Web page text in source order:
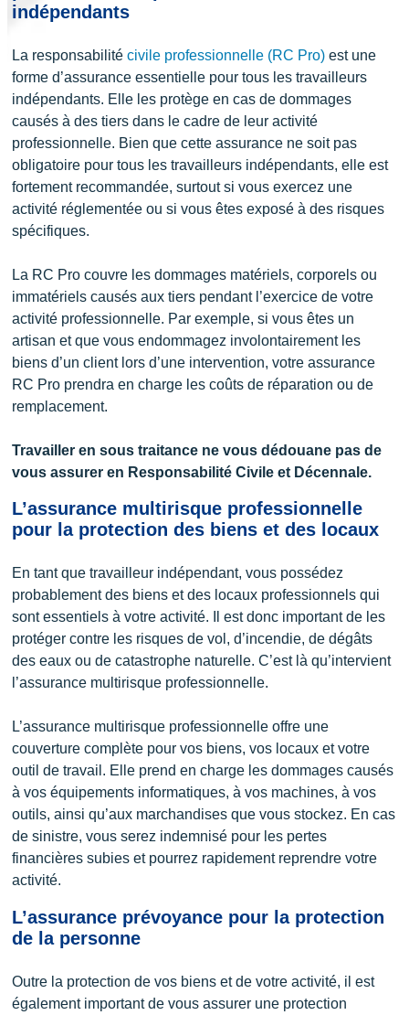
indépendants
La responsabilité civile professionnelle (RC Pro) est une
forme d’assurance essentielle pour tous les travailleurs
indépendants. Elle les protège en cas de dommages
causés à des tiers dans le cadre de leur activité
professionnelle. Bien que cette assurance ne soit pas
obligatoire pour tous les travailleurs indépendants, elle est
fortement recommandée, surtout si vous exercez une
activité réglementée ou si vous êtes exposé à des risques
spécifiques.
La RC Pro couvre les dommages matériels, corporels ou
immatériels causés aux tiers pendant l’exercice de votre
activité professionnelle. Par exemple, si vous êtes un
artisan et que vous endommagez involontairement les
biens d’un client lors d’une intervention, votre assurance
RC Pro prendra en charge les coûts de réparation ou de
remplacement.
Travailler en sous traitance ne vous dédouane pas de
vous assurer en Responsabilité Civile et Décennale.
L’assurance multirisque professionnelle
pour la protection des biens et des locaux
En tant que travailleur indépendant, vous possédez
probablement des biens et des locaux professionnels qui
sont essentiels à votre activité. Il est donc important de les
protéger contre les risques de vol, d’incendie, de dégâts
des eaux ou de catastrophe naturelle. C’est là qu’intervient
l’assurance multirisque professionnelle.
L’assurance multirisque professionnelle offre une
couverture complète pour vos biens, vos locaux et votre
outil de travail. Elle prend en charge les dommages causés
à vos équipements informatiques, à vos machines, à vos
outils, ainsi qu’aux marchandises que vous stockez. En cas
de sinistre, vous serez indemnisé pour les pertes
financières subies et pourrez rapidement reprendre votre
activité.
L’assurance prévoyance pour la protection
de la personne
Outre la protection de vos biens et de votre activité, il est
également important de vous assurer une protection